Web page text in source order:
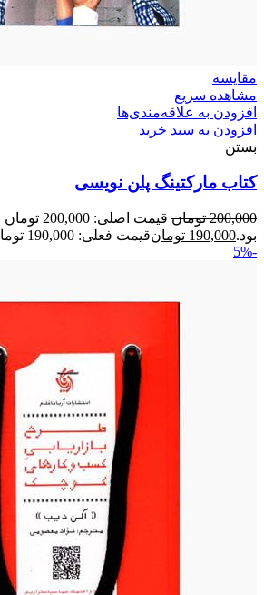
مقایسه
مشاهده سریع
افزودن به علاقه‌مندی‌ها
افزودن به سبد خرید
بستن
کتاب مارکتینگ پلن نویسی
200,000 تومان
قیمت اصلی: 200,000 تومان
بود.190,000 تومانقیمت فعلی: 190,000 تومان.
-5%